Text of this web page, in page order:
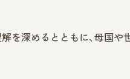
を深めるとともに、母国や